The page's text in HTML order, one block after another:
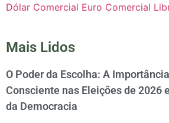
Dólar Comercial Euro Comercial
Mais Lidos
O Poder da Escolha: A
Consciente nas Eleições de 2026
da Democracia